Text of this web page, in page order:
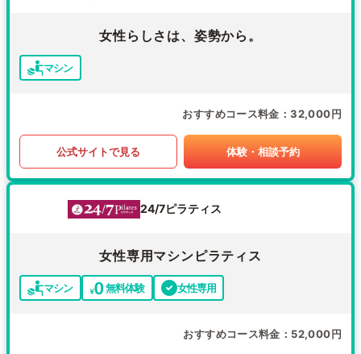
女性らしさは、姿勢から。
マシン
おすすめコース料金 32,000円
公式サイトで見る 体験・相談予約
24/7ピラティス
女性専用マシンピラティス
マシン 無料体験 女性専用
おすすめコース料金 52,000円